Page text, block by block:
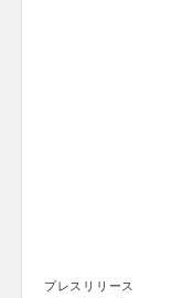
プレスリリース